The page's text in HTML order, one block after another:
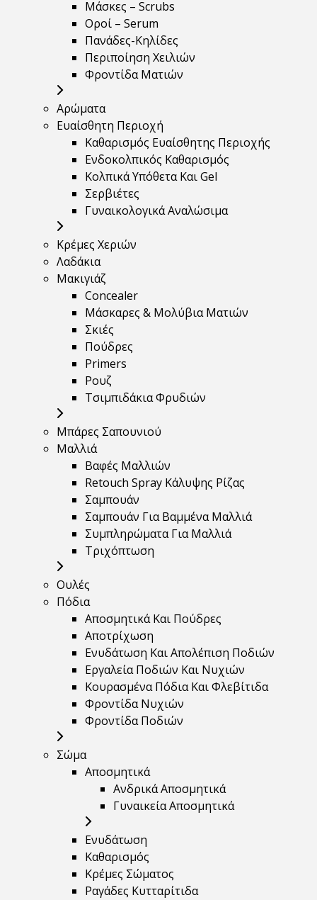
Μάσκες – Scrubs
Οροί – Serum
Πανάδες-Κηλίδες
Περιποίηση Χειλιών
Φροντίδα Ματιών
Αρώματα
Ευαίσθητη Περιοχή
Καθαρισμός Ευαίσθητης Περιοχής
Ενδοκολπικός Καθαρισμός
Κολπικά Υπόθετα Και Gel
Σερβιέτες
Γυναικολογικά Αναλώσιμα
Κρέμες Χεριών
Λαδάκια
Μακιγιάζ
Concealer
Μάσκαρες & Μολύβια Ματιών
Σκιές
Πούδρες
Primers
Ρουζ
Τσιμπιδάκια Φρυδιών
Μπάρες Σαπουνιού
Μαλλιά
Βαφές Μαλλιών
Retouch Spray Κάλυψης Ρίζας
Σαμπουάν
Σαμπουάν Για Βαμμένα Μαλλιά
Συμπληρώματα Για Μαλλιά
Τριχόπτωση
Ουλές
Πόδια
Αποσμητικά Και Πούδρες
Αποτρίχωση
Ενυδάτωση Και Απολέπιση Ποδιών
Εργαλεία Ποδιών Και Νυχιών
Κουρασμένα Πόδια Και Φλεβίτιδα
Φροντίδα Νυχιών
Φροντίδα Ποδιών
Σώμα
Αποσμητικά
Ανδρικά Αποσμητικά
Γυναικεία Αποσμητικά
Ενυδάτωση
Καθαρισμός
Κρέμες Σώματος
Ραγάδες Κυτταρίτιδα